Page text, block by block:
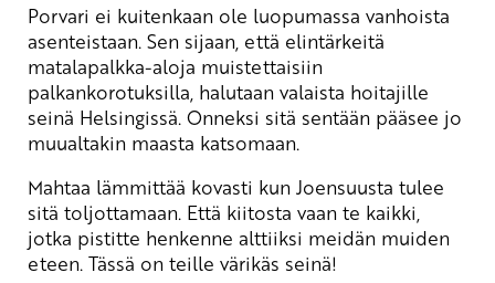
Porvari ei kuitenkaan ole luopumassa vanhoista
asenteistaan. Sen sijaan, että elintärkeitä
matalapalkka-aloja muistettaisiin
palkankorotuksilla, halutaan valaista hoitajille
seinä Helsingissä. Onneksi sitä sentään pääsee jo
muualtakin maasta katsomaan.
Mahtaa lämmittää kovasti kun Joensuusta tulee
sitä toljottamaan. Että kiitosta vaan te kaikki,
jotka pistitte henkenne alttiiksi meidän muiden
eteen. Tässä on teille värikäs seinä!